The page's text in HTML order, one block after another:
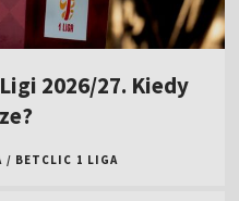
2026/27. Kiedy
/ BETCLIC 1 LIGA